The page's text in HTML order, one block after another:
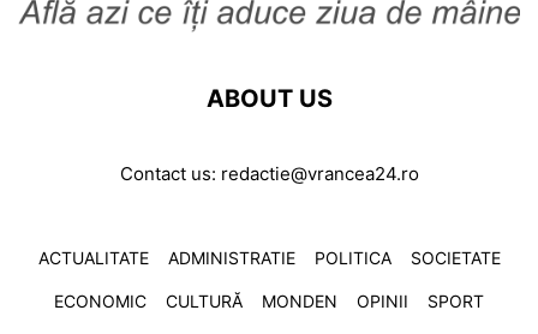
ABOUT US
Contact us: redactie@vrancea24.ro
ACTUALITATE ADMINISTRATIE POLITICA SOCIETATE
ECONOMIC CULTURĂ MONDEN OPINII SPORT